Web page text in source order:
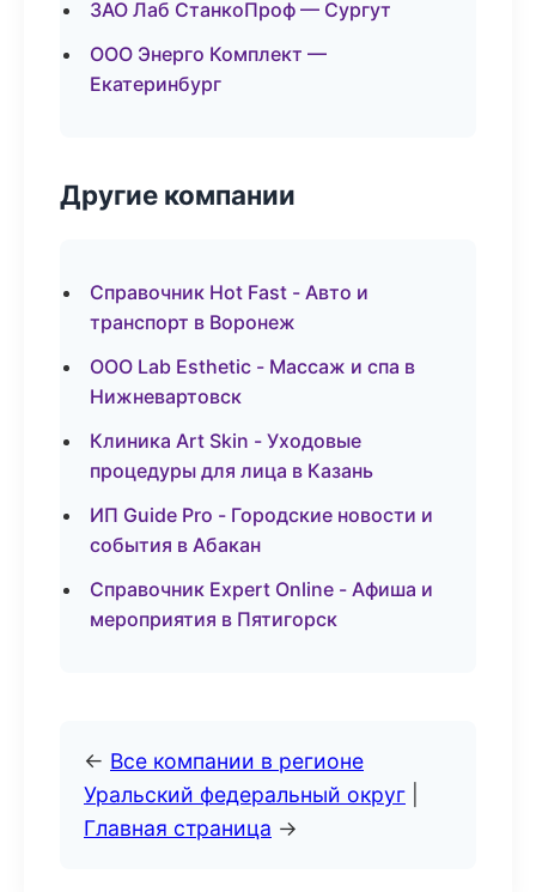
ЗАО Лаб СтанкоПроф — Сургут
ООО Энерго Комплект —
Екатеринбург
Другие компании
Справочник Hot Fast - Авто и
транспорт в Воронеж
ООО Lab Esthetic - Массаж и спа в
Нижневартовск
Клиника Art Skin - Уходовые
процедуры для лица в Казань
ИП Guide Pro - Городские новости и
события в Абакан
Справочник Expert Online - Афиша и
мероприятия в Пятигорск
← Все компании в регионе
Уральский федеральный округ
Главная страница →